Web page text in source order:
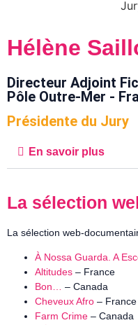
Hélène
Directeur Adjoint
Pôle Outre-Mer -
Présidente du Jury
En savoir plus
La sélection
La sélection web-
À Nossa Guarda. A
Altitudes – France
Bon…
– Canada
Cheveux Afro – France
Farm Crime – Canada